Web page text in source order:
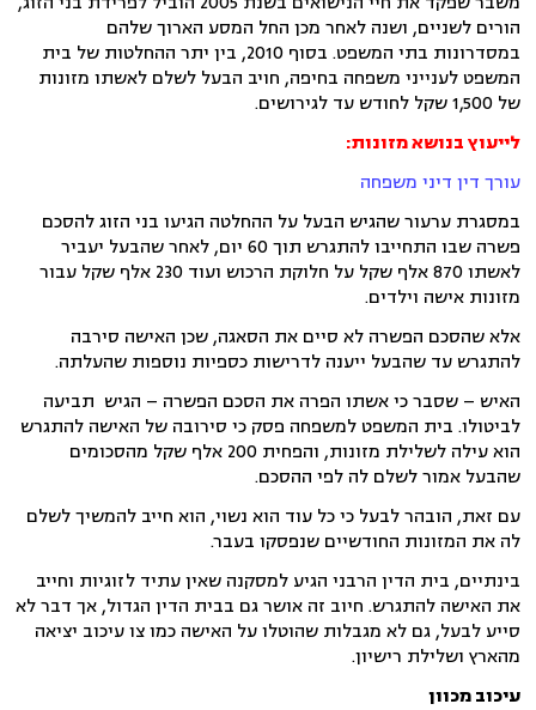
הורים לשניים, ושנה לאחר מכן החל המסע הארוך שלהם
במסדרונות בתי המשפט. בסוף 2010, בין יתר ההחלטות של בית
המשפט לענייני משפחה בחיפה, חויב הבעל לשלם לאשתו מזונות
של 1,500 שקל לחודש עד לגירושים.
לייעוץ בנושא מזונות:
עורך דין דיני משפחה
במסגרת ערעור שהגיש הבעל על ההחלטה הגיעו בני הזוג להסכם
פשרה שבו התחייבו להתגרש תוך 60 יום, לאחר שהבעל יעביר
לאשתו 870 אלף שקל על חלוקת הרכוש ועוד 230 אלף שקל עבור
מזונות אישה וילדים.
אלא שהסכם הפשרה לא סיים את הסאגה, שכן האישה סירבה
להתגרש עד שהבעל ייענה לדרישות כספיות נוספות שהעלתה.
האיש – שסבר כי אשתו הפרה את הסכם הפשרה – הגיש תביעה
לביטולו. בית המשפט למשפחה פסק כי סירובה של האישה להתגרש
הוא עילה לשלילת מזונות, והפחית 200 אלף שקל מהסכומים
שהבעל אמור לשלם לה לפי ההסכם.
עם זאת, הובהר לבעל כי כל עוד הוא נשוי, הוא חייב להמשיך לשלם
לה את המזונות החודשיים שנפסקו בעבר.
בינתיים, בית הדין הרבני הגיע למסקנה שאין עתיד לזוגיות וחייב
את האישה להתגרש. חיוב זה אושר גם בבית הדין הגדול, אך דבר לא
סייע לבעל, גם לא מגבלות שהוטלו על האישה כמו צו עיכוב יציאה
מהארץ ושלילת רישיון.
עיכוב מכוון